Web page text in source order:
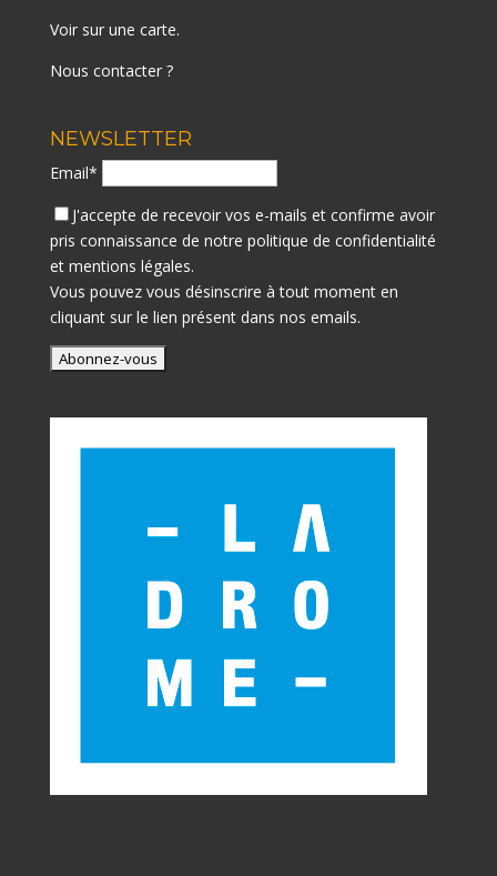
Voir sur une carte.
Nous contacter ?
NEWSLETTER
Email*
J'accepte de recevoir vos e-mails et confirme avoir
pris connaissance de notre politique de confidentialité
et mentions légales.
Vous pouvez vous désinscrire à tout moment en
cliquant sur le lien présent dans nos emails.